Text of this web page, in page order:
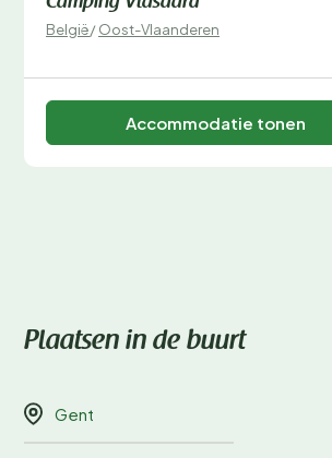
België/Oost-Vlaanderen
Accommodatie tonen
Plaatsen in de buurt
Gent